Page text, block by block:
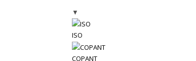
▼
ISO
COPANT